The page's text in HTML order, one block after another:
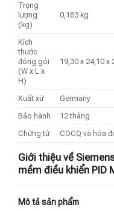
Trọng
lượng
(kg)
0,183 kg
Kích
thước
đóng gói
(W x L x
H)
19,30 x 24,10 x
Xuất xứ
Germany
Bảo hành
12 tháng
Chứng từ
COCQ và hóa
Giới thiệu về
mềm điều khiển PID
Mô tả sản phẩm